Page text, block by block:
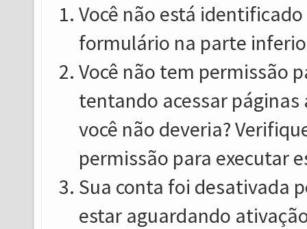
Você não está
formulário na parte
Você não tem permissão
tentando acessar
você não deveria?
permissão para executar
Sua conta foi desativada
estar aguardando